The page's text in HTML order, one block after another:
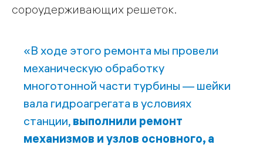
сороудерживающих решеток.
«В ходе этого ремонта мы провели
механическую обработку
многотонной части турбины — шейки
вала гидроагрегата в условиях
станции, выполнили ремонт
механизмов и узлов основного, а